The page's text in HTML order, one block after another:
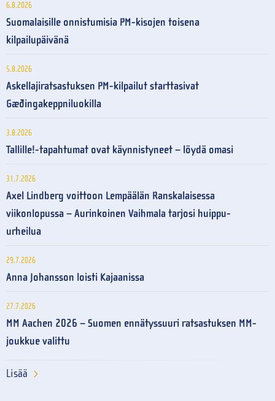
6.8.2026
Suomalaisille onnistumisia PM-kisojen toisena
kilpailupäivänä
5.8.2026
Askellajiratsastuksen PM-kilpailut starttasivat
Gæðingakeppniluokilla
3.8.2026
Tallille!-tapahtumat ovat käynnistyneet – löydä omasi
31.7.2026
Axel Lindberg voittoon Lempäälän Ranskalaisessa
viikonlopussa – Aurinkoinen Vaihmala tarjosi huippu-
urheilua
29.7.2026
Anna Johansson loisti Kajaanissa
27.7.2026
MM Aachen 2026 – Suomen ennätyssuuri ratsastuksen MM-
joukkue valittu
Lisää